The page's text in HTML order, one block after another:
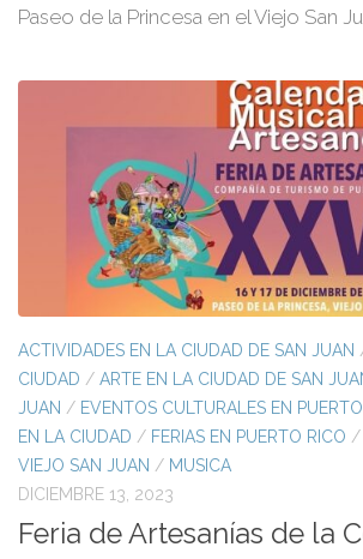
Paseo de la Princesa en el Viejo San
ACTIVIDADES EN LA CIUDAD DE SAN JUAN
CIUDAD / ARTE EN LA CIUDAD DE SAN
JUAN / EVENTOS CULTURALES EN
EN LA CIUDAD / FERIAS EN PUERTO RICO /
VIEJO SAN JUAN / MUSICA
DICIEMBRE 13, 2023
Feria de Artesanías de la